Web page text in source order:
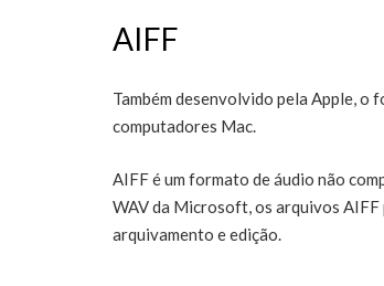
AIFF
Também desenvolvido pela Apple, o
computadores Mac.
AIFF é um formato de áudio não
WAV da Microsoft, os arquivos
arquivamento e edição.